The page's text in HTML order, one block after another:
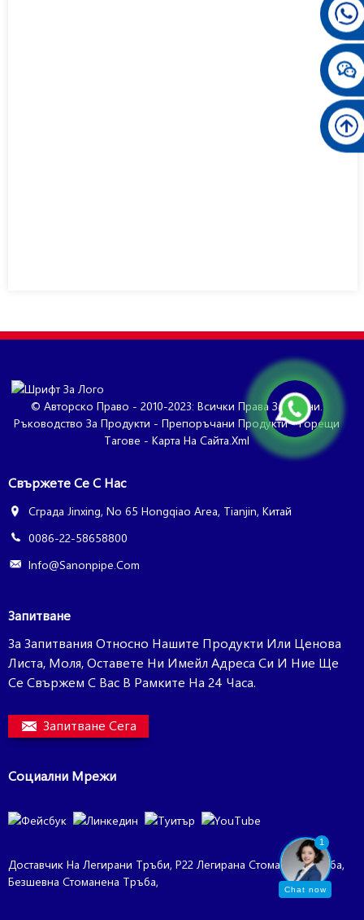
© Авторско Право - 2010-2023: Всички Права Запазени.
Ръководство За Продукти - Препоръчани Продукти-Горещи
Тагове - Карта На Сайта.xml
Свържете Се С Нас
Сграда Jinxing, No 65 Hongqiao Area, Tianjin, Китай
0086-22-58658800
Info@sanonpipe.com
Запитване
За Запитвания Относно Нашите Продукти Или Ценова
Листа, Моля, Оставете Ни Имейл Адреса Си И Ние Ще
Се Свържем С Вас В Рамките На 24 Часа.
Запитване Сега
Социални Мрежи
Доставчик На Легирани Тръби, P22 Легирана Стоманена Тръба,
Безшевна Стоманена Тръба,
1
Chat now